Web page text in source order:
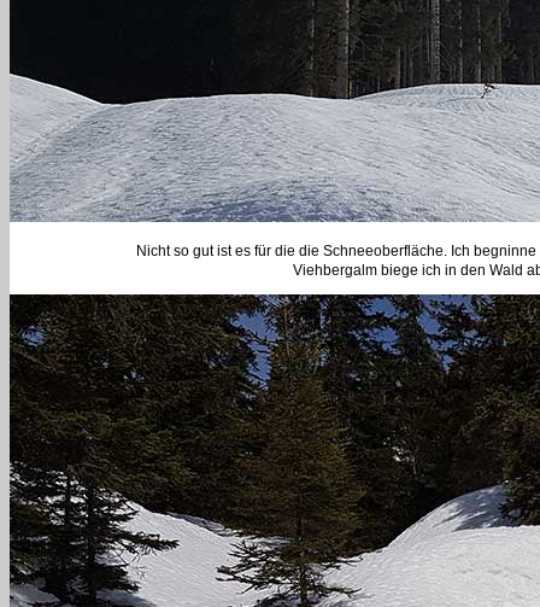
Nicht so gut ist es für die die Schneeoberfläche. Ich
Viehbergalm biege ich in den Wald